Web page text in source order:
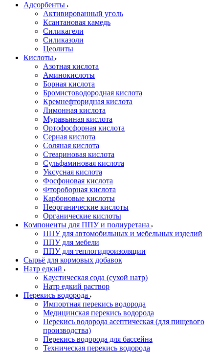
Адсорбенты
Активированный уголь
Ксантановая камедь
Силикагели
Силиказоли
Цеолиты
Кислоты
Азотная кислота
Аминокислоты
Борная кислота
Бромистоводородная кислота
Кремнефторидная кислота
Лимонная кислота
Муравьиная кислота
Ортофосфорная кислота
Серная кислота
Соляная кислота
Стеариновая кислота
Сульфаминовая кислота
Уксусная кислота
Фосфоновая кислота
Фтороборная кислота
Карбоновые кислоты
Неорганические кислоты
Органические кислоты
Компоненты для ППУ и полиуретана
ППУ для автомобильных и мебельных изделий
ППУ для мебели
ППУ для теплогидроизоляции
Сырьё для кормовых добавок
Натр едкий
Каустическая сода (сухой натр)
Натр едкий раствор
Перекись водорода
Импортная перекись водорода
Медицинская перекись водорода
Перекись водорода асептическая (для пищевого
производства)
Перекись водорода для бассейна
Техническая перекись водорода